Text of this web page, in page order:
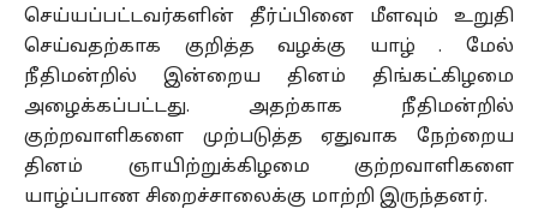
செய்யப்பட்டவர்களின் தீர்ப்பினை மீளவும் உறுதி
செய்வதற்காக குறித்த வழக்கு யாழ் . மேல்
நீதிமன்றில் இன்றைய தினம் திங்கட்கிழமை
அழைக்கப்பட்டது. அதற்காக நீதிமன்றில்
குற்றவாளிகளை முற்படுத்த ஏதுவாக நேற்றைய
தினம் ஞாயிற்றுக்கிழமை குற்றவாளிகளை
யாழ்ப்பாண சிறைச்சாலைக்கு மாற்றி இருந்தனர்.